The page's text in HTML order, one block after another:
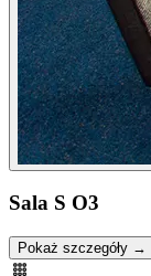
Sala S O3
Pokaż szczegóły →